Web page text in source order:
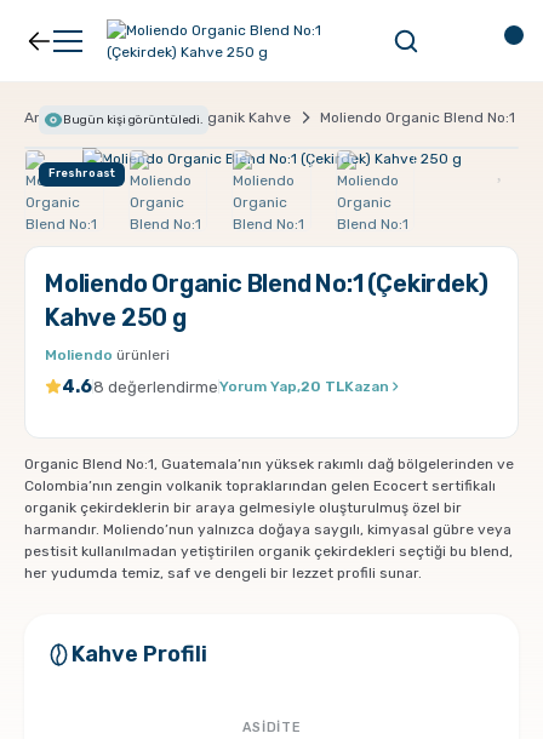
Geri Dön
Kahve
Filtre Kahve
Nespresso Uyumlu Kapsül Kahve
Pratik Filtre Kahve
Geri Dön
Ekipman
Filtreler
Chemex
Moka Pot
Anasayfa Kahve Organik Kahve Moliendo Organic Blend No:1
Freshroast
Bugün kişi görüntüledi.
Moliendo Organic Blend No:1 (Çekirdek)
Kahve 250 g
Moliendo ürünleri
4.68 değerlendirmeYorum Yap,20 TLKazan
Organic Blend No:1, Guatemala’nın yüksek rakımlı dağ bölgelerinden ve
Colombia’nın zengin volkanik topraklarından gelen Ecocert sertifikalı
organik çekirdeklerin bir araya gelmesiyle oluşturulmuş özel bir
harmandır. Moliendo’nun yalnızca doğaya saygılı, kimyasal gübre veya
pestisit kullanılmadan yetiştirilen organik çekirdekleri seçtiği bu blend,
her yudumda temiz, saf ve dengeli bir lezzet profili sunar.
Kahve Profili
ASİDİTE